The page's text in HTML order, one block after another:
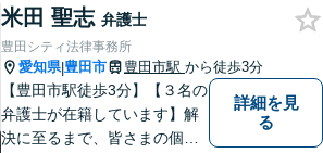
米田 聖志 弁護士
豊田シティ法律事務所
愛知県|豊田市 豊田市駅 から徒歩3分
【豊田市駅徒歩3分】【３名の
弁護士が在籍しています】解
決に至るまで、皆さまの個別
詳細を見
る